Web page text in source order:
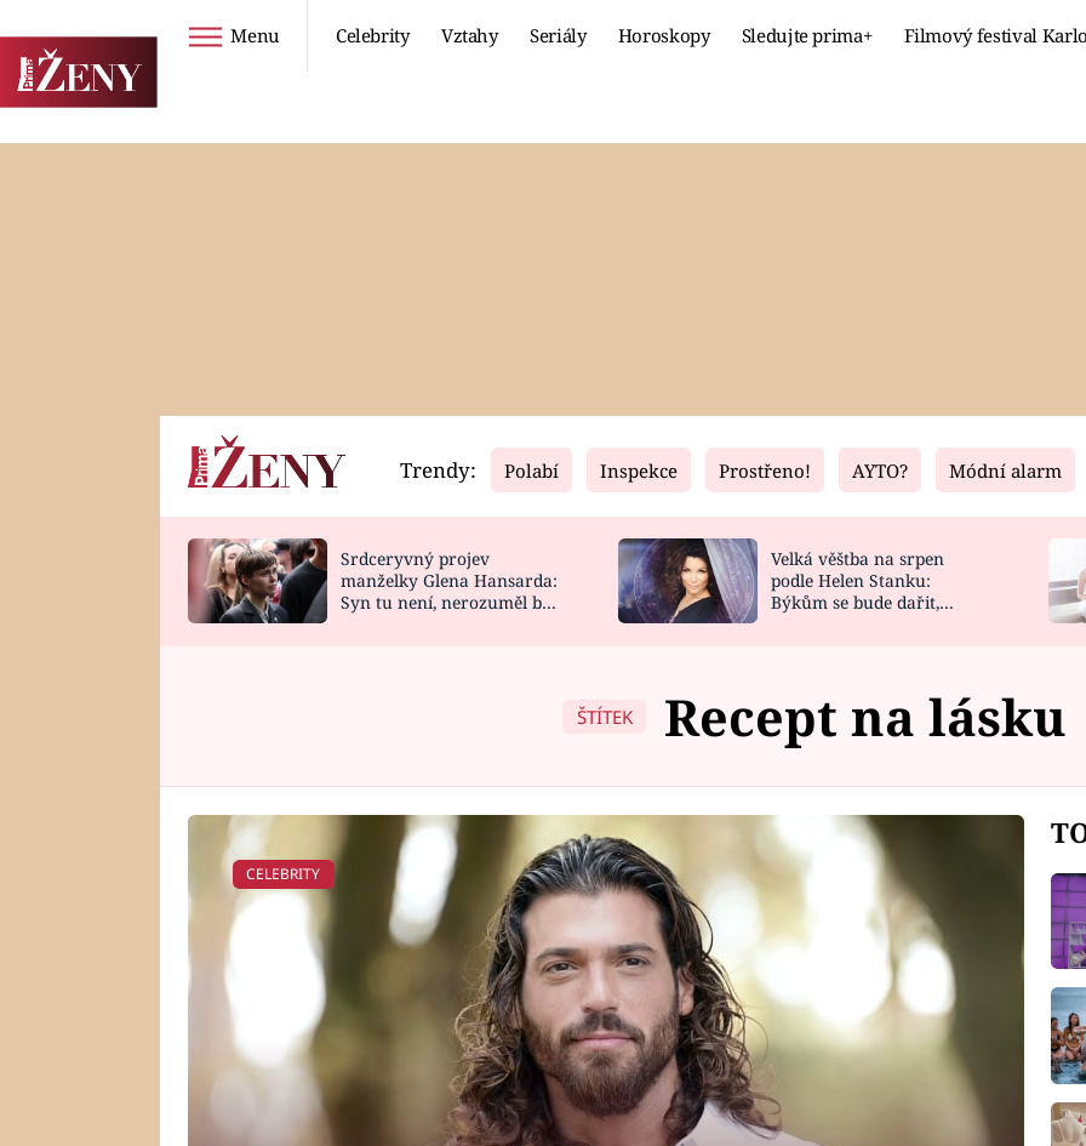
Menu Celebrity Vztahy Seriály Horoskopy Sledujte prima+ Filmový festival
Horoskopy
HOROSKOP NA
Video
CELEBRITY
VAŘENÍ
Fresh
NOVINKY
VIDEORECEPTY
Living
DESIGN
Trendy: Polabí Inspekce Prostřeno! AYTO? Módní alarm
Srdceryvný projev
manželky Glena Hansarda:
Syn tu není, nerozuměl by
Velká věštba na srpen
podle Helen Stanku:
Býkům se bude dařit,
ŠTÍTEK Recept na lásku
CELEBRITY